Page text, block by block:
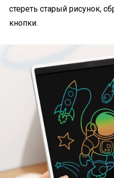
стереть старый рисунок,
кнопки.